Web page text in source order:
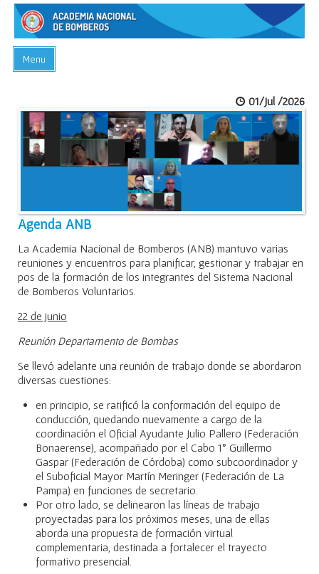
Menu
ACADEMIA
PREGUNTAS FRECUENTES
BIBLIOTECA
CONTACTO
01/Jul /2026
Agenda ANB
La Academia Nacional de Bomberos (ANB) mantuvo varias
reuniones y encuentros para planificar, gestionar y trabajar en
pos de la formación de los integrantes del Sistema Nacional
de Bomberos Voluntarios.
22 de junio
Reunión Departamento de Bombas
Se llevó adelante una reunión de trabajo donde se abordaron
diversas cuestiones:
en principio, se ratificó la conformación del equipo de
conducción, quedando nuevamente a cargo de la
coordinación el Oficial Ayudante Julio Pallero (Federación
Bonaerense), acompañado por el Cabo 1° Guillermo
Gaspar (Federación de Córdoba) como subcoordinador y
el Suboficial Mayor Martín Meringer (Federación de La
Pampa) en funciones de secretario.
Por otro lado, se delinearon las líneas de trabajo
proyectadas para los próximos meses, una de ellas
aborda una propuesta de formación virtual
complementaria, destinada a fortalecer el trayecto
formativo presencial.